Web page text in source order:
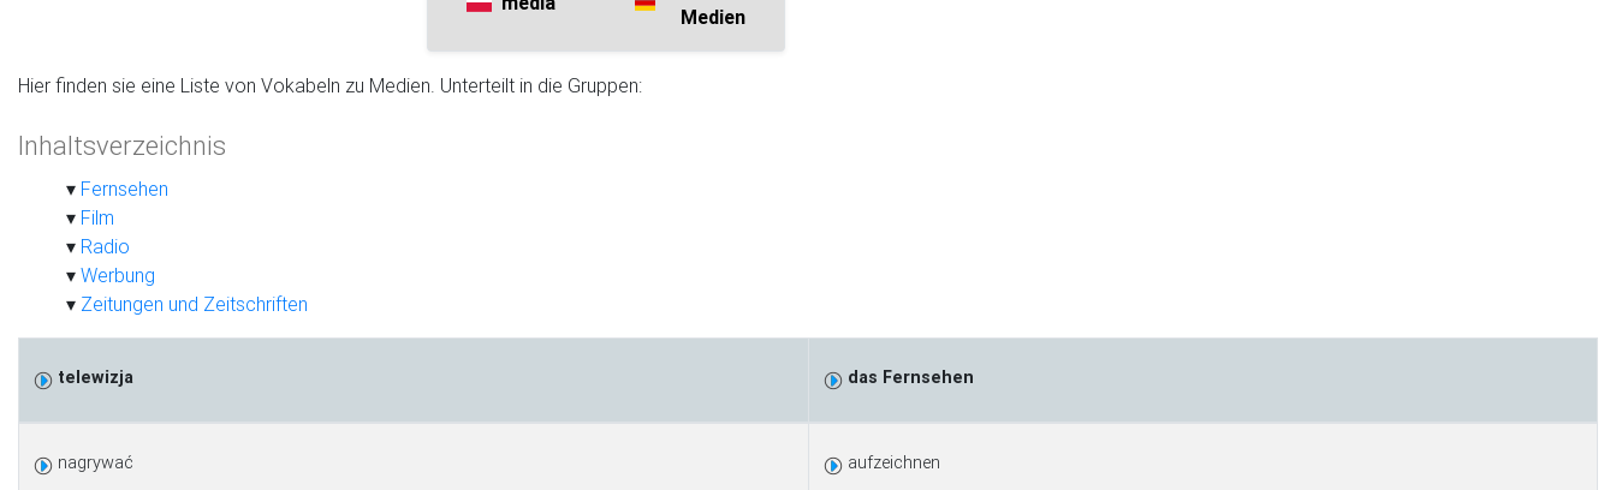
Medien
Hier finden sie eine Liste von Vokabeln zu Medien. Unterteilt in die Gruppen:
Inhaltsverzeichnis
Fernsehen
Film
Radio
Werbung
Zeitungen und Zeitschriften
telewizja das Fernsehen
nagrywać aufzeichnen